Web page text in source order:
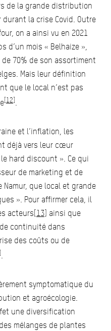
de la grande distribution
la crise Covid. Outre
on a ainsi vu en 2021
d’un mois « Belhaize »,
70% de son assortiment
Mais leur définition
que le local n’est pas
[12].
et l’inflation, les
déjà vers leur cœur
hard discount ». Ce qui
de marketing et de
Namur, que local et grande
». Pour affirmer cela, il
acteurs[13] ainsi que
continuité dans
des coûts ou de
.
symptomatique du
et agroécologie.
une diversification
mélanges de plantes